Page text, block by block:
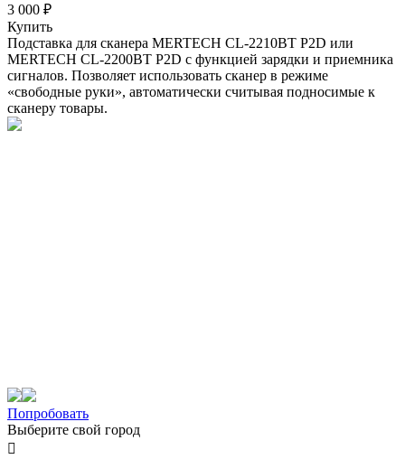
3 000 ₽
Купить
Подставка для сканера MERTECH CL-2210BT P2D или
MERTECH CL-2200BT P2D с функцией зарядки и приемника
сигналов. Позволяет использовать сканер в режиме
«свободные руки», автоматически считывая подносимые к
сканеру товары.
Попробовать
Выберите свой город
